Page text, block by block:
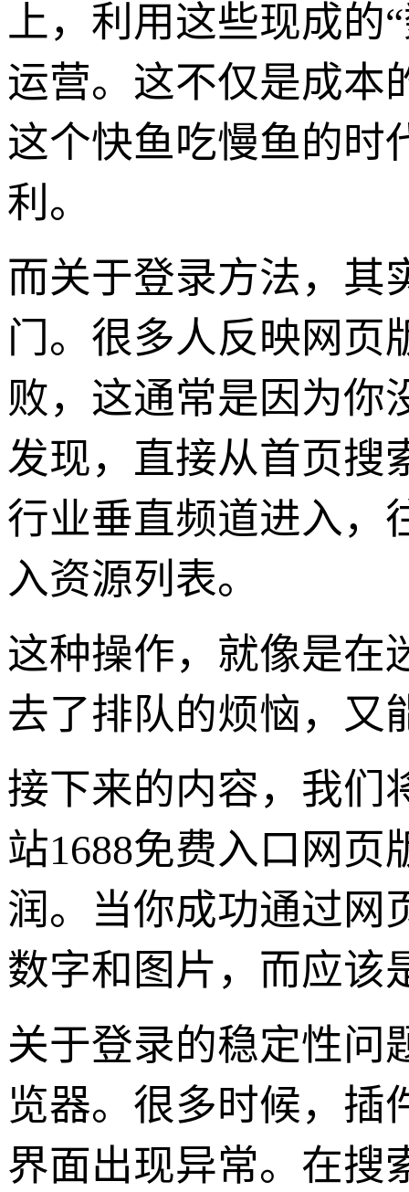
上，利用这些现成的
运营。这不仅是成本
这个快鱼吃慢鱼的时
利。
而关于登录方法，其
门。很多人反映网页
败，这通常是因为你
发现，直接从首页搜
行业垂直频道进入，
入资源列表。
这种操作，就像是在
去了排队的烦恼，又
接下来的内容，我们
站1688免费入口网
润。当你成功通过网
数字和图片，而应该
关于登录的稳定性问
览器。很多时候，插
界面出现异常。在搜